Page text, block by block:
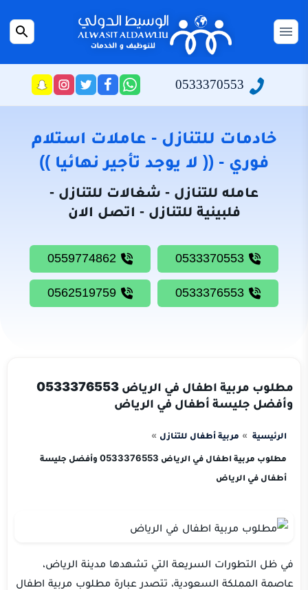
المحتوىالقائمة
الرئيسية
سياسة
من
نحن
خادمات
للتنازل
شغالات
للتنازل
بحث
0533370553
راسلنا
عبر
تابعنا
على
فيسبوك
تابعنا
على
تويتر
تابعنا
على
انستجرام
خادمات للتنازل - عاملات استلام
فوري - (( لا يوجد تأجير نهائيا ))
عامله للتنازل - شغالات للتنازل -
فلبينية للتنازل - اتصل الان
مطلوب مربية اطفال في الرياض 0533376553
وأفضل جليسة أطفال في الرياض
الرئيسية مربية أطفال للتنازل
مطلوب مربية اطفال في الرياض 0533376553 وأفضل جليسة
أطفال في الرياض
في ظل التطورات السريعة التي تشهدها مدينة الرياض،
عاصمة المملكة السعودية، تتصدر عبارة مطلوب مربية اطفال